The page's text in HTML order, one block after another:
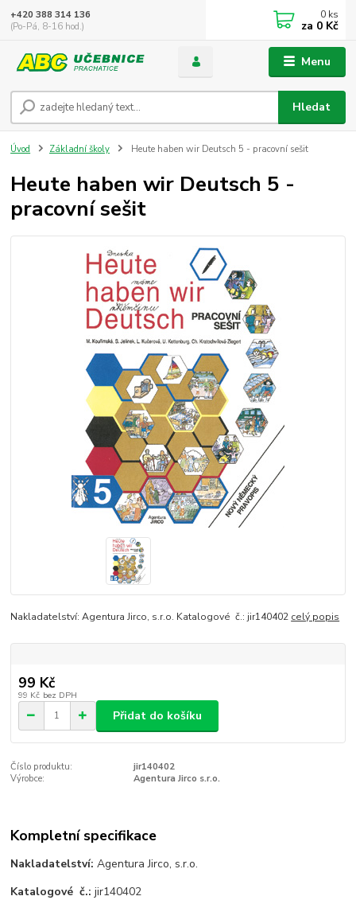
Menu
Hledat
+420 388 314 136
(Po-Pá, 8-16 hod.)
0 ks
za 0 Kč
Úvod Základní školy Heute haben wir Deutsch 5 - pracovní sešit
Heute haben wir Deutsch 5 -
pracovní sešit
Nakladatelství: Agentura Jirco, s.r.o. Katalogové č.: jir140402 celý popis
99 Kč
99 Kč bez DPH
Přidat do košíku
Číslo produktu:
jir140402
Výrobce:
Agentura Jirco s.r.o.
Kompletní specifikace
Nakladatelství:Agentura Jirco, s.r.o.
Katalogové č.: jir140402